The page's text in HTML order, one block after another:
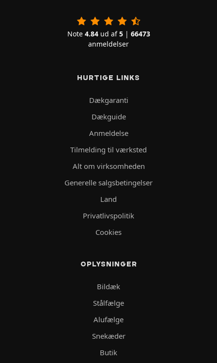
Note 4.84ud af5| 66473
anmeldelser
HURTIGE LINKS
Dækgaranti
Dækguide
Anmeldelse
Tilmelding til værksted
Alt om virksomheden
Generelle salgsbetingelser
Land
Privatlivspolitik
Cookies
OPLYSNINGER
Bildæk
Stålfælge
Alufælge
Snekæder
Butik